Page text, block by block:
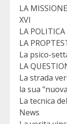
LA
XVI
LA
LA
La psico-
LA
La strada
la sua
La tecnica
News